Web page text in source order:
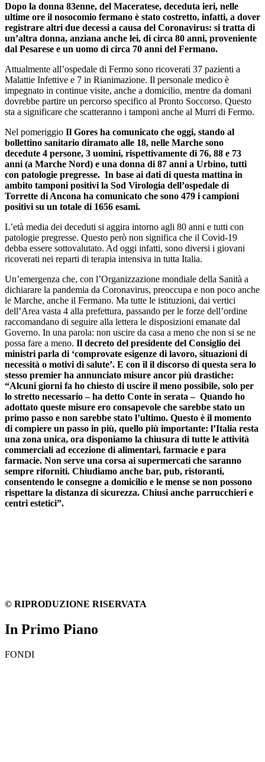
Dopo la donna 83enne, del Maceratese, deceduta ieri, nelle
ultime ore il nosocomio fermano è stato costretto, infatti, a dover
registrare altri due decessi a causa del Coronavirus: si tratta di
un’altra donna, anziana anche lei, di circa 80 anni, proveniente
dal Pesarese e un uomo di circa 70 anni del Fermano.
Attualmente all’ospedale di Fermo sono ricoverati 37 pazienti a
Malattie Infettive e 7 in Rianimazione. Il personale medico è
impegnato in continue visite, anche a domicilio, mentre da domani
dovrebbe partire un percorso specifico al Pronto Soccorso. Questo
sta a significare che scatteranno i tamponi anche al Murri di Fermo.
Nel pomeriggio Il Gores ha comunicato che oggi, stando al
bollettino sanitario diramato alle 18, nelle Marche sono
decedute 4 persone, 3 uomini, rispettivamente di 76, 88 e 73
anni (a Marche Nord) e una donna di 87 anni a Urbino, tutti
con patologie pregresse. In base ai dati di questa mattina in
ambito tamponi positivi la Sod Virologia dell’ospedale di
Torrette di Ancona ha comunicato che sono 479 i campioni
positivi su un totale di 1656 esami.
L’età media dei deceduti si aggira intorno agli 80 anni e tutti con
patologie pregresse. Questo però non significa che il Covid-19
debba essere sottovalutato. Ad oggi infatti, sono diversi i giovani
ricoverati nei reparti di terapia intensiva in tutta Italia.
Un’emergenza che, con l’Organizzazione mondiale della Sanità a
dichiarare la pandemia da Coronavirus, preoccupa e non poco anche
le Marche, anche il Fermano. Ma tutte le istituzioni, dai vertici
dell’Area vasta 4 alla prefettura, passando per le forze dell’ordine
raccomandano di seguire alla lettera le disposizioni emanate dal
Governo. In una parola: non uscire da casa a meno che non si se ne
possa fare a meno. Il decreto del presidente del Consiglio dei
ministri parla di ‘comprovate esigenze di lavoro, situazioni di
necessità o motivi di salute’. E con il il discorso di questa sera lo
stesso premier ha annunciato misure ancor più drastiche:
“Alcuni giorni fa ho chiesto di uscire il meno possibile, solo per
lo stretto necessario – ha detto Conte in serata – Quando ho
adottato queste misure ero consapevole che sarebbe stato un
primo passo e non sarebbe stato l’ultimo. Questo è il momento
di compiere un passo in più, quello più importante: l’Italia resta
una zona unica, ora disponiamo la chiusura di tutte le attività
commerciali ad eccezione di alimentari, farmacie e para
farmacie. Non serve una corsa ai supermercati che saranno
sempre riforniti. Chiudiamo anche bar, pub, ristoranti,
consentendo le consegne a domicilio e le mense se non possono
rispettare la distanza di sicurezza. Chiusi anche parrucchieri e
centri estetici”.
© RIPRODUZIONE RISERVATA
In Primo Piano
FONDI